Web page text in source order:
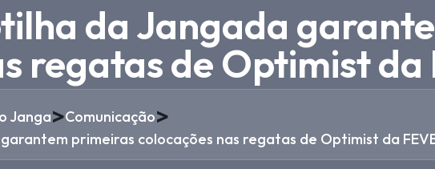
da Jangada
regatas de Optimist da
Janga>Comunicação>
primeiras colocações nas regatas de Optimist da